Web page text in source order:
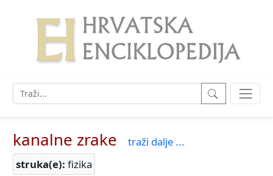
kanalne zrake
traži dalje ...
struka(e): fizika